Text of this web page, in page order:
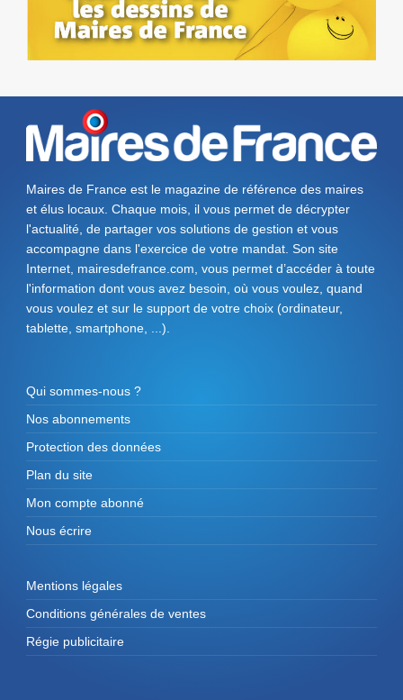
Maires de France est le magazine de référence des maires
et élus locaux. Chaque mois, il vous permet de décrypter
l'actualité, de partager vos solutions de gestion et vous
accompagne dans l'exercice de votre mandat. Son site
Internet, mairesdefrance.com, vous permet d’accéder à toute
l'information dont vous avez besoin, où vous voulez, quand
vous voulez et sur le support de votre choix (ordinateur,
tablette, smartphone, ...).
Qui sommes-nous ?
Nos abonnements
Protection des données
Plan du site
Mon compte abonné
Nous écrire
Mentions légales
Conditions générales de ventes
Régie publicitaire